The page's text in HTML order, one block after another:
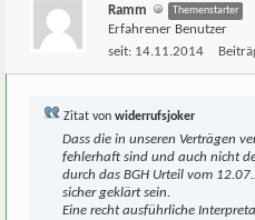
Ramm Themenstarter
Erfahrener Benutzer
seit: 14.11.2014
Zitat von widerrufsjoker
Dass die in unseren Verträgen
fehlerhaft sind und auch nicht
durch das BGH Urteil vom
sicher geklärt sein.
Eine recht ausführliche